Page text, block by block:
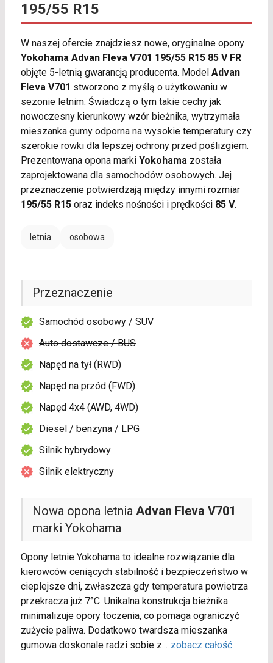
195/55 R15
W naszej ofercie znajdziesz nowe, oryginalne opony
Yokohama Advan Fleva V701 195/55 R15 85 V FR
objęte 5-letnią gwarancją producenta. Model Advan
Fleva V701 stworzono z myślą o użytkowaniu w
sezonie letnim. Świadczą o tym takie cechy jak
nowoczesny kierunkowy wzór bieżnika, wytrzymała
mieszanka gumy odporna na wysokie temperatury czy
szerokie rowki dla lepszej ochrony przed poślizgiem.
Prezentowana opona marki Yokohamazostała
zaprojektowana dla samochodów osobowych. Jej
przeznaczenie potwierdzają między innymi rozmiar
195/55 R15oraz indeks nośności i prędkości 85 V.
letnia osobowa
Nowa opona letnia Advan Fleva V701
marki Yokohama
Opony letnie Yokohama to idealne rozwiązanie dla
kierowców ceniących stabilność i bezpieczeństwo w
cieplejsze dni, zwłaszcza gdy temperatura powietrza
przekracza już 7°C. Unikalna konstrukcja bieżnika
minimalizuje opory toczenia, co pomaga ograniczyć
zużycie paliwa. Dodatkowo twardsza mieszanka
gumowa doskonale radzi sobie z... zobacz całość
Przeznaczenie
Samochód osobowy / SUV
Auto dostawcze / BUS
Napęd na tył (RWD)
Napęd na przód (FWD)
Napęd 4x4 (AWD, 4WD)
Diesel / benzyna / LPG
Silnik hybrydowy
Silnik elektryczny